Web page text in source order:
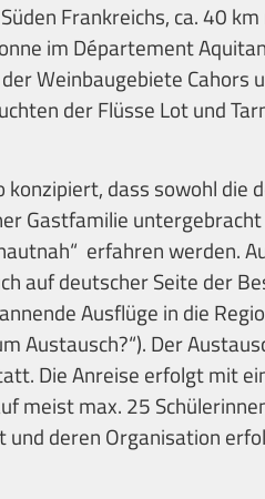
Frankreichs, ca. 40
im Département
Weinbaugebiete Cahors
der Flüsse Lot und
konzipiert, dass sowohl die
Gastfamilie
erfahren werden.
auf deutscher Seite der
Ausflüge in die
Austausch?“). Der
Die Anreise erfolgt mit
meist max. 25
und deren Organisation